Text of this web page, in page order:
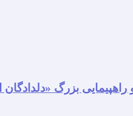
راهپیمایی بزرگ